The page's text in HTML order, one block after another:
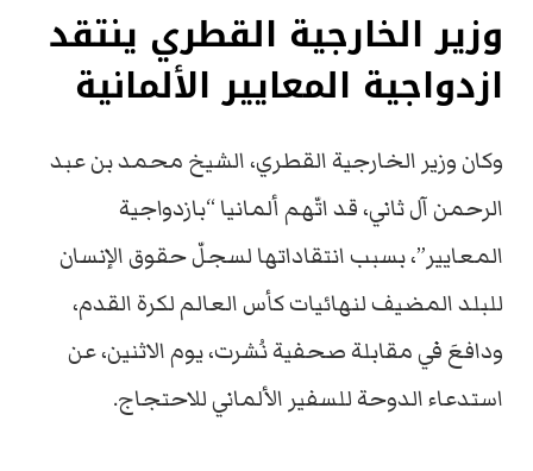
وزير الخارجية القطري ينتقد
ازدواجية المعايير الألمانية
وكان وزير الخارجية القطري، الشيخ محمد بن عبد
الرحمن آل ثاني، قد اتّهم ألمانيا “بازدواجية
المعايير”، بسبب انتقاداتها لسجلّ حقوق الإنسان
للبلد المضيف لنهائيات كأس العالم لكرة القدم،
ودافعَ في مقابلة صحفية نُشرت، يوم الاثنين، عن
استدعاء الدوحة للسفير الألماني للاحتجاج.